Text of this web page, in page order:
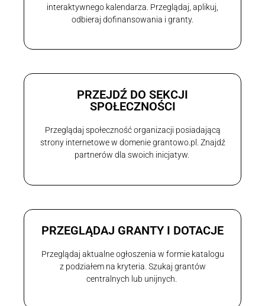
interaktywnego kalendarza. Przeglądaj, aplikuj,
odbieraj dofinansowania i granty.
PRZEJDŹ DO SEKCJI
SPOŁECZNOŚCI
Przeglądaj społeczność organizacji posiadającą
strony internetowe w domenie grantowo.pl. Znajdź
partnerów dla swoich inicjatyw.
PRZEGLĄDAJ GRANTY I DOTACJE
Przeglądaj aktualne ogłoszenia w formie katalogu
z podziałem na kryteria. Szukaj grantów
centralnych lub unijnych.